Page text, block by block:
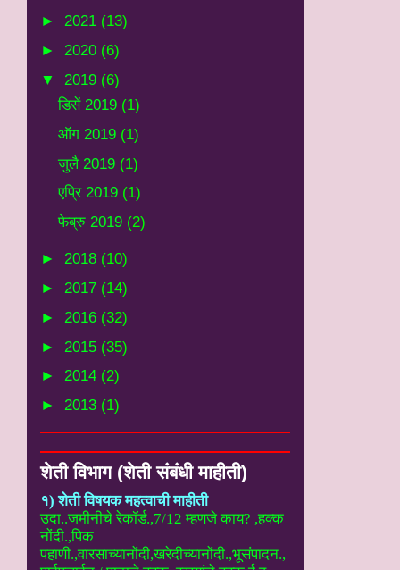
► 2021 (13)
► 2020 (6)
▼ 2019 (6)
डिसें 2019 (1)
ऑग 2019 (1)
जुलै 2019 (1)
एप्रि 2019 (1)
फेब्रु 2019 (2)
► 2018 (10)
► 2017 (14)
► 2016 (32)
► 2015 (35)
► 2014 (2)
► 2013 (1)
शेती विभाग (शेती संबंधी माहीती)
१) शेती विषयक महत्वाची माहीती
उदा..जमीनीचे रेकॉर्ड.,7/12 म्हणजे काय? ,हक्क
नोंदी.,पिक
पहाणी.,वारसाच्यानोंदी,खरेदीच्यानोंदी.,भूसंपादन.,